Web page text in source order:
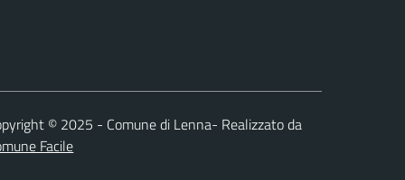
© 2025 - Comune di Lenna- Realizzato da
Facile